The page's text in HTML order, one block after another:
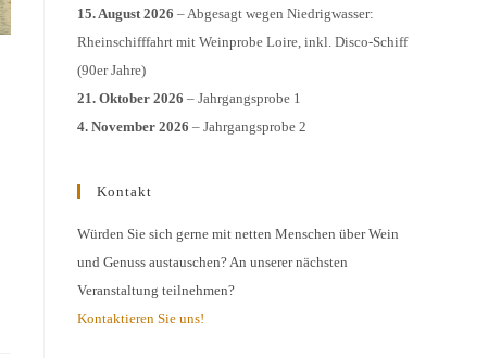
15. August 2026 – Abgesagt wegen Niedrigwasser:
Rheinschifffahrt mit Weinprobe Loire, inkl. Disco-Schiff
(90er Jahre)
21. Oktober 2026 – Jahrgangsprobe 1
4. November 2026 – Jahrgangsprobe 2
Kontakt
Würden Sie sich gerne mit netten Menschen über Wein
und Genuss austauschen? An unserer nächsten
Veranstaltung teilnehmen?
Kontaktieren Sie uns!